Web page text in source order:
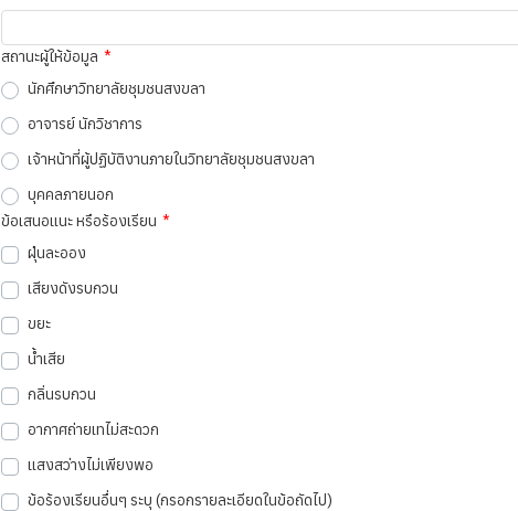
สถานะผู้ให้ข้อมูล
นักศึกษาวิทยาลัยชุมชนสงขลา
อาจารย์ นักวิชาการ
เจ้าหน้าที่ผู้ปฏิบัติงานภายในวิทยาลัยชุมชนสงขลา
บุคคลภายนอก
ข้อเสนอแนะ หรือร้องเรียน
ฝุ่นละออง
เสียงดังรบกวน
ขยะ
น้ำเสีย
กลิ่นรบกวน
อากาศถ่ายเทไม่สะดวก
แสงสว่างไม่เพียงพอ
ข้อร้องเรียนอื่นๆ ระบุ (กรอกรายละเอียดในข้อถัดไป)